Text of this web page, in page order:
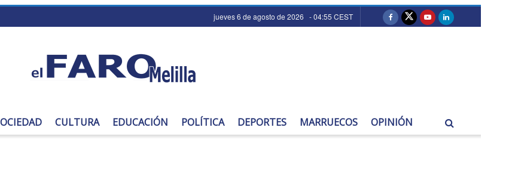
jueves 6 de agosto de 2026 - 04:55 CEST
CULTURA EDUCACIÓN POLÍTICA DEPORTES MARRUECOS OPINIÓN